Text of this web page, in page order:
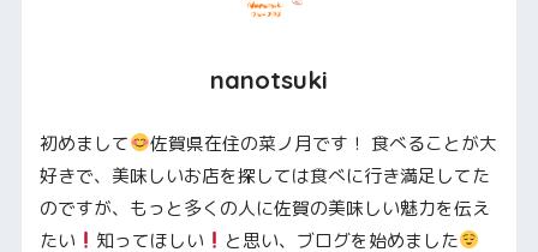
nanotsuki
初めまして
佐賀県在住の菜ノ月です！ 食べることが大
好きで、美味しいお店を探しては食べに行き満足してた
のですが、もっと多くの人に佐賀の美味しい魅力を伝え
たい
知ってほしい
と思い、ブログを始めました